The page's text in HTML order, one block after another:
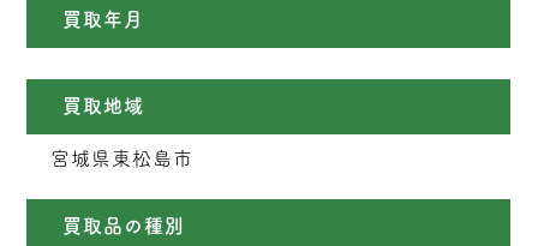
買取年月
買取地域
宮城県東松島市
買取品の種別